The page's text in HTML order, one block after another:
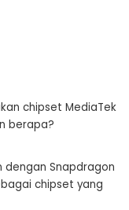
chipset MediaTek
berapa?
dengan Snapdragon
chipset yang